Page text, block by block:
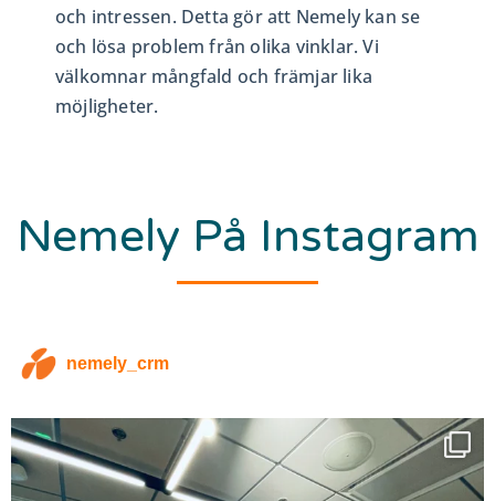
och intressen. Detta gör att Nemely kan se
och lösa problem från olika vinklar. Vi
välkomnar mångfald och främjar lika
möjligheter.
Nemely På Instagram
nemely_crm